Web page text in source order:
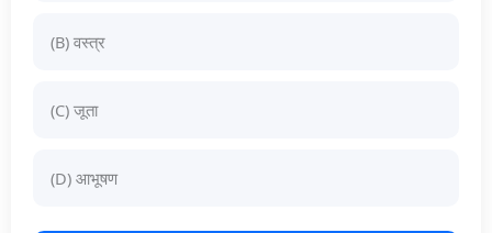
(B) वस्त्र
(C) जूता
(D) आभूषण